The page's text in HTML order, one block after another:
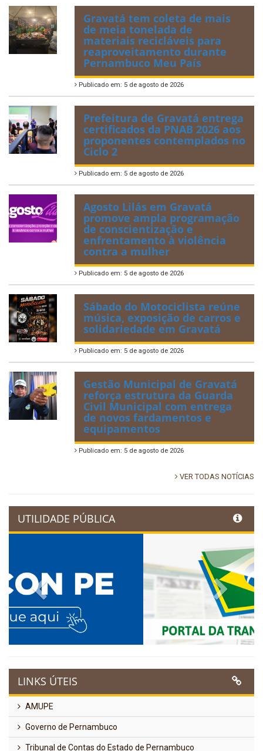
Gravatá tem coleta de mais
de meia tonelada de
materiais recicláveis para
reaproveitamento durante
Pernambuco Meu País
Publicado em: 5 de agosto de 2026
Prefeitura de Gravatá entrega
certificados da PNAB 2026 aos
proponentes contemplados no
Ciclo 2
Publicado em: 5 de agosto de 2026
Agosto Lilás em Gravatá
promove ampla programação
de conscientização e
enfrentamento à violência
contra a mulher
Publicado em: 5 de agosto de 2026
Sábado do Motociclista reúne
música, exposição de carros e
solidariedade em Gravatá
Publicado em: 5 de agosto de 2026
Gestão Municipal de Gravatá
reforça estrutura da Guarda
Civil Municipal com entrega
de novos fardamentos e
equipamentos
Publicado em: 5 de agosto de 2026
VER TODAS NOTÍCIAS
UTILIDADE PÚBLICA
Previous Next
LINKS ÚTEIS
AMUPE
Governo de Pernambuco
Tribunal de Contas do Estado de Pernambuco